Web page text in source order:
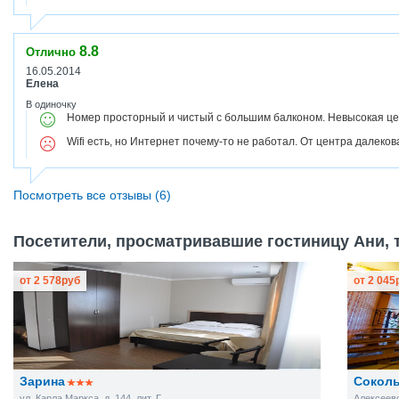
Отлично 8.8
16.05.2014
Елена
В одиночку
Номер просторный и чистый с большим балконом. Невысокая
Wifi есть, но Интернет почему-то не работал. От центра
Посмотреть все отзывы (6)
Посетители, просматривавшие гостиницу Ани,
Зарина
от 2 578руб от 2 045